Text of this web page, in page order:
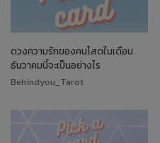
ดวงความรักของคนโสดในเดือน
ธันวาคมนี้จะเป็นอย่างไร
Behindyou_Tarot